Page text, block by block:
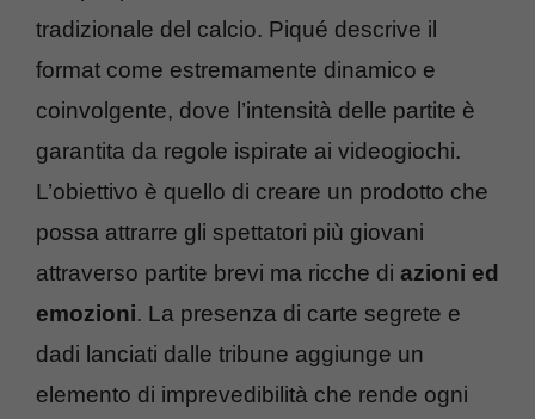
tradizionale del calcio. Piqué descrive il
format come estremamente dinamico e
coinvolgente, dove l’intensità delle partite è
garantita da regole ispirate ai videogiochi.
L’obiettivo è quello di creare un prodotto che
possa attrarre gli spettatori più giovani
attraverso partite brevi ma ricche di azioni ed
emozioni. La presenza di carte segrete e
dadi lanciati dalle tribune aggiunge un
elemento di imprevedibilità che rende ogni